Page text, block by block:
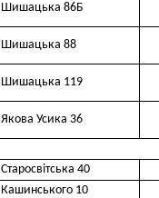
Шишацька 86Б
Шишацька 88
Шишацька 119
Якова Усика 36
Старосвітська 40
Кашинського 10